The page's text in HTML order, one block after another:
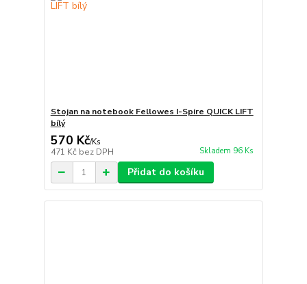
Stojan na notebook Fellowes I-Spire QUICK LIFT
bílý
570 Kč/Ks
471 Kč bez DPH Skladem 96 Ks
Přidat do košíku